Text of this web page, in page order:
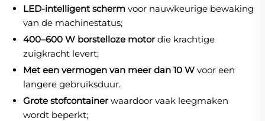
LED-intelligent scherm voor nauwkeurige bewaking
van de machinestatus;
400–600 W borstelloze motor die krachtige
zuigkracht levert;
Met een vermogen van meer dan 10 W voor een
langere gebruiksduur.
Grote stofcontainer waardoor vaak leegmaken
wordt beperkt;